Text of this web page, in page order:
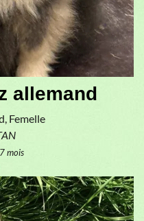
allemand
Femelle
mois